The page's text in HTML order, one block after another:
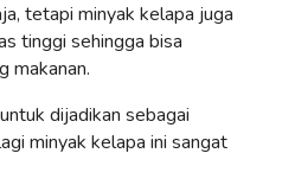
tetapi minyak kelapa juga
tinggi sehingga bisa
makanan.
dijadikan sebagai
minyak kelapa ini sangat